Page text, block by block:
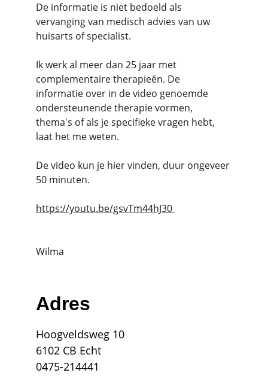
De informatie is niet bedoeld als
vervanging van medisch advies van uw
huisarts of specialist.
Ik werk al meer dan 25 jaar met
complementaire therapieën. De
informatie over in de video genoemde
ondersteunende therapie vormen,
thema's of als je specifieke vragen hebt,
laat het me weten.
De video kun je hier vinden, duur ongeveer
50 minuten.
https://youtu.be/gsvTm44hJ30
Wilma
Adres
Hoogveldsweg 10
6102 CB Echt
0475-214441